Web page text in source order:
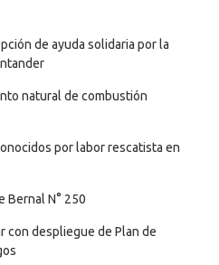
de ayuda solidaria por la
natural de combustión
por labor rescatista en
Bernal N° 250
con despliegue de Plan de